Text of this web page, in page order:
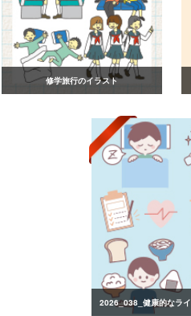
修学旅行のイラスト